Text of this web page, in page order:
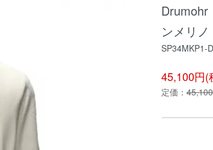
Drumohr
ンメリノ
SP34MKP1-
45,100円(
定価：